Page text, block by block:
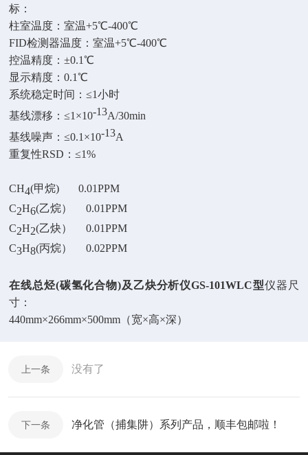
标 ：
柱室温度 ：室温+5℃-400℃
FID检测器温度 ：室温+5℃-400℃
控温精度：±0.1℃
显示精度：0.1℃
系统稳定时间 ：≤1小时
基线漂移：≤1×10-13A/30min
基线噪声：≤0.1×10-13A
重复性RSD：≤1%
CH4(甲烷) 0.01PPM
C2H6(乙烷） 0.01PPM
C2H2(乙炔） 0.01PPM
C3H8(丙烷） 0.02PPM
在线总烃(碳氢化合物)及乙炔分析仪GS-101WLC型仪器尺
寸：
440mm×266mm×500mm（宽×高×深）
上一条 没有了
下一条 净化管（捕集阱）系列产品，顺丰包邮啦！